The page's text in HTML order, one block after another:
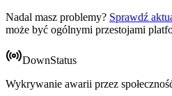
Nadal masz problemy? Sprawdź
może być ogólnymi przestojami
DownStatus
Wykrywanie awarii przez